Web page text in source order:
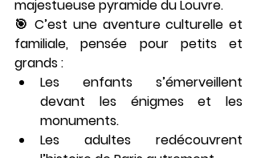
majestueuse pyramide du Louvre.
🎯 C’est une aventure culturelle et
familiale, pensée pour petits et
grands :
Les enfants s’émerveillent
devant les énigmes et les
monuments.
Les adultes redécouvrent